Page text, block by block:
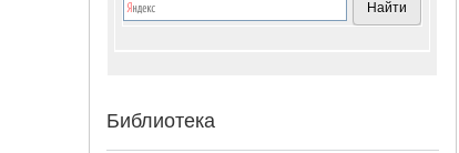
Библиотека